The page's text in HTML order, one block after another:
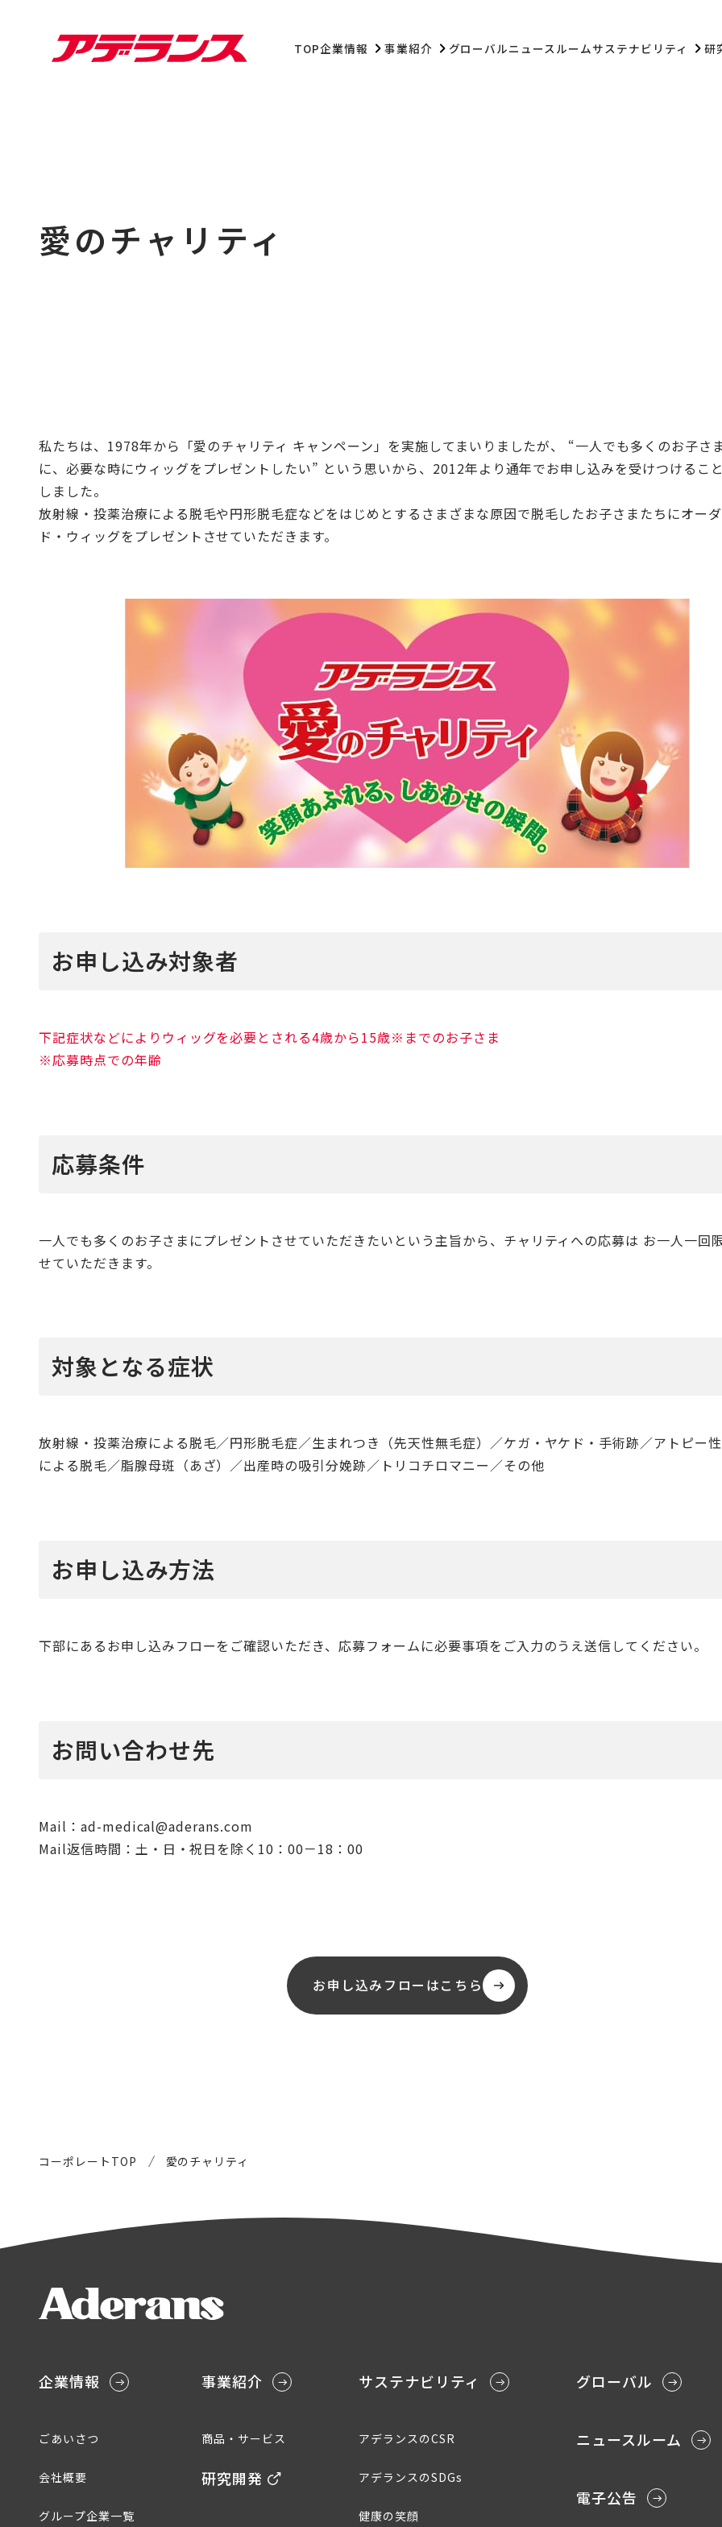
TOP企業情報 事業紹介 グローバルニュースルームサステナビリティ 研
愛のチャリティ
私たちは、1978年から「愛のチャリティ キャンペーン」を実施してまいりましたが、 “一人でも多くのお子さ
に、必要な時にウィッグをプレゼントしたい” という思いから、2012年より通年でお申し込みを受けつけるこ
しました。
放射線・投薬治療による脱毛や円形脱毛症などをはじめとするさまざまな原因で脱毛したお子さまたちにオー
ド・ウィッグをプレゼントさせていただきます。
お申し込み対象者
下記症状などによりウィッグを必要とされる4歳から15歳※までのお子さま
※応募時点での年齢
応募条件
一人でも多くのお子さまにプレゼントさせていただきたいという主旨から、チャリティへの応募は お一人一回
せていただきます。
対象となる症状
放射線・投薬治療による脱毛／円形脱毛症／生まれつき（先天性無毛症）／ケガ・ヤケド・手術跡／アトピー
による脱毛／脂腺母斑（あざ）／出産時の吸引分娩跡／トリコチロマニー／その他
お申し込み方法
下部にあるお申し込みフローをご確認いただき、応募フォームに必要事項をご入力のうえ送信してください。
お問い合わせ先
Mail：ad-medical@aderans.com
Mail返信時間：土・日・祝日を除く10：00－18：00
お申し込みフローはこちら
コーポレートTOP 愛のチャリティ
企業情報
ごあいさつ
会社概要
グループ企業一覧
事業紹介
商品・サービス
研究開発
サステナビリティ
アデランスのCSR
アデランスのSDGs
健康の笑顔
グローバル
ニュースルーム
電子公告